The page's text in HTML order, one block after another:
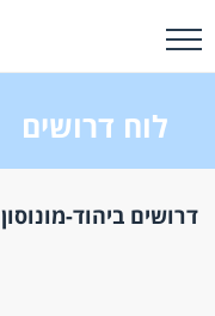
לוח דרושים
דרושים ביהוד-מונוסון